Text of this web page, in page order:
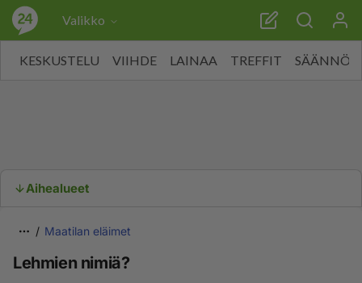
Valikko
KESKUSTELU VIIHDE LAINAA TREFFIT SÄÄNNÖT
Aihealueet
Maatilan eläimet
Lehmien nimiä?